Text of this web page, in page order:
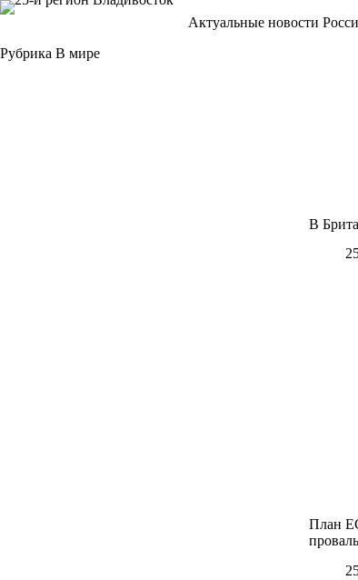
Перейти
Актуальные новости
Рубрика В мире
В
План